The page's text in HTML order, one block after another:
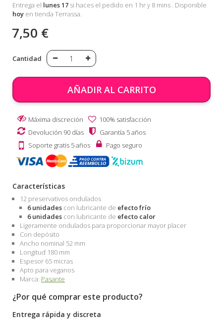
Entrega el lunes 17 si haces el pedido en 1 hr y 8 mins . Disponible
hoy en tienda Terrassa.
7,50 €
Cantidad
AÑADIR AL CARRITO
Máxima discreción
100% satisfacción
Devolución 90 días
Garantía 5 años
Soporte gratis 5 años
Pago seguro
Características
12 preservativos ondulados
6 unidades con lubricante de efecto frío
6 unidades con lubricante de efecto calor
Ligeramente ondulados para proporcionar mayor placer
Con depósito
Ancho nominal 52 mm
Longitud 180 mm
Espesor 65 micras
Apto para veganos
Marca: Pasante
¿Por qué comprar este producto?
Entrega rápida y discreta